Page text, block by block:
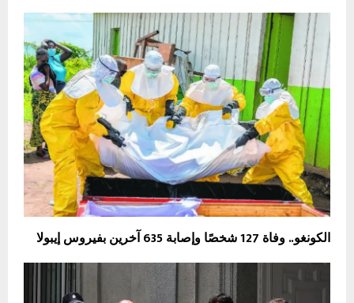
الكونغو.. وفاة 127 شخصًا وإصابة 635 آخرين بفيروس إيبولا